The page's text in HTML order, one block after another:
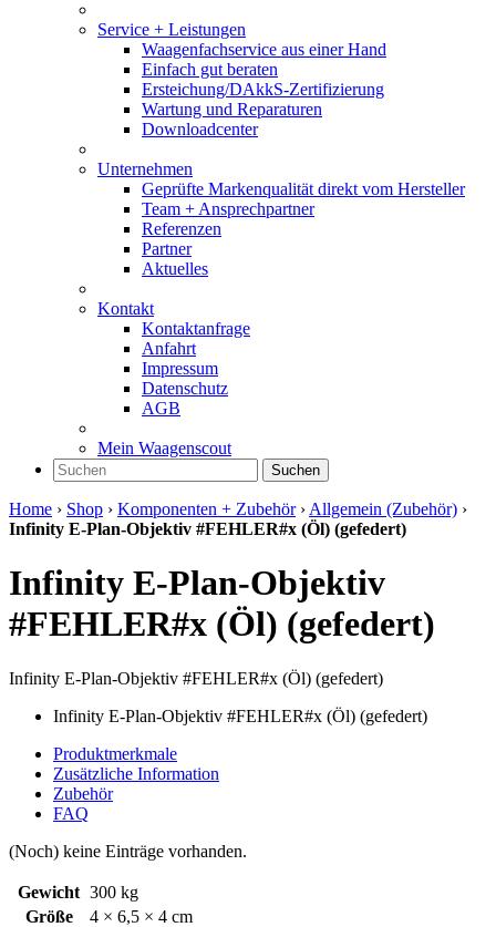
Service + Leistungen
Waagenfachservice aus einer Hand
Einfach gut beraten
Ersteichung/DAkkS-Zertifizierung
Wartung und Reparaturen
Downloadcenter
Unternehmen
Geprüfte Markenqualität direkt vom Hersteller
Team + Ansprechpartner
Referenzen
Partner
Aktuelles
Kontakt
Kontaktanfrage
Anfahrt
Impressum
Datenschutz
AGB
Mein Waagenscout
Suchen
Home › Shop › Komponenten + Zubehör› Allgemein (Zubehör) ›
Infinity E-Plan-Objektiv #FEHLER#x (Öl) (gefedert)
Infinity E-Plan-Objektiv
#FEHLER#x (Öl) (gefedert)
Infinity E-Plan-Objektiv #FEHLER#x (Öl) (gefedert)
Infinity E-Plan-Objektiv #FEHLER#x (Öl) (gefedert)
Produktmerkmale
Zusätzliche Information
Zubehör
FAQ
(Noch) keine Einträge vorhanden.
Gewicht 300 kg
Größe
4 × 6,5 × 4 cm